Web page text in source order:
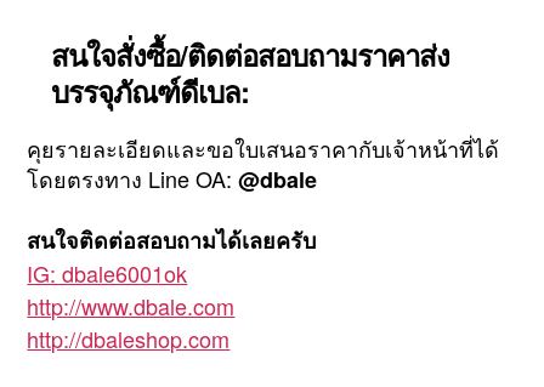
สนใจสั่งซื้อ/ติดต่อสอบถามราคาส่ง
บรรจุภัณฑ์ดีเบล:
คุยรายละเอียดและขอใบเสนอราคากับเจ้าหน้าที่ได้
โดยตรงทาง Line OA:@dbale
สนใจติดต่อสอบถามได้เลยครับ
IG: dbale6001ok
http://www.dbale.com
http://dbaleshop.com